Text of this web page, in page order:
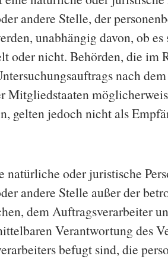
andere Stelle, der
unabhängig davon, ob
oder nicht. Behörden, die im
nach
Mitgliedstaaten
gelten jedoch nicht als
natürliche oder juristische
andere Stelle außer der
dem Auftragsverarbeiter
Verantwortung des
befugt sind, die